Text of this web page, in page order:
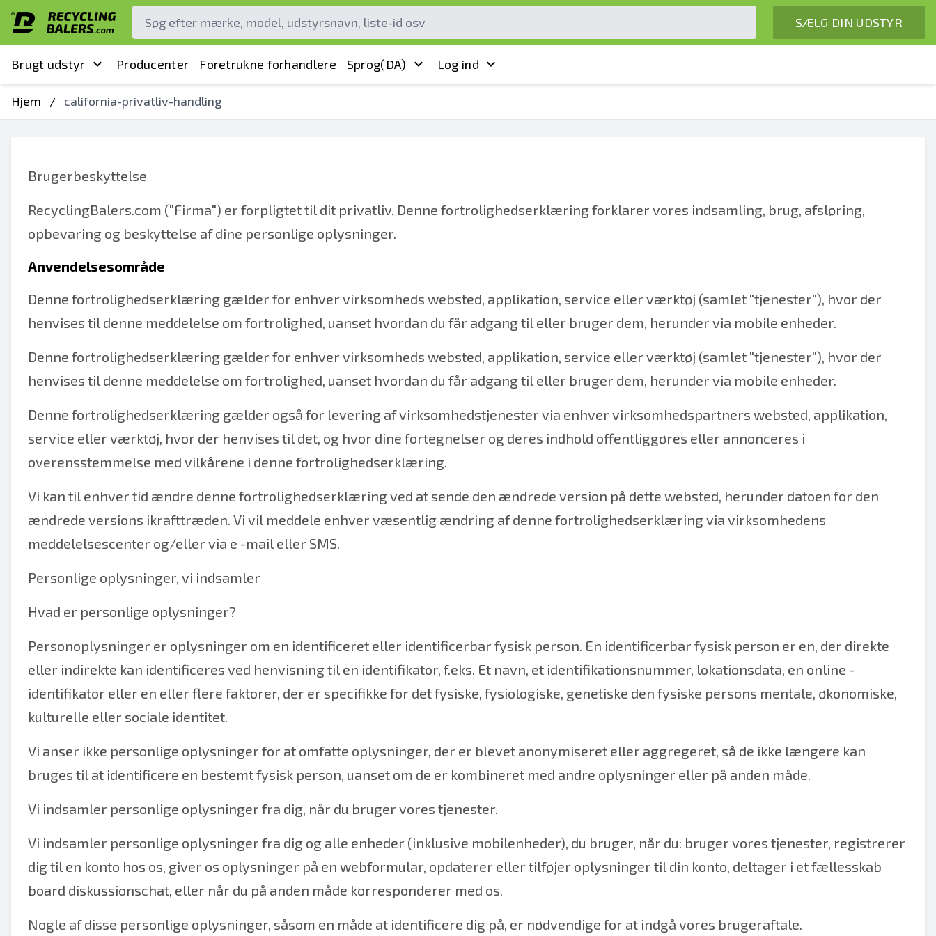
SÆLG DIN UDSTYR
Brugt udstyr Producenter Foretrukne forhandlere Sprog(DA) Log ind
Hjem / california-privatliv-handling
Brugerbeskyttelse
RecyclingBalers.com ("Firma") er forpligtet til dit privatliv. Denne fortrolighedserklæring forklarer vores indsamling, brug, afsløring,
opbevaring og beskyttelse af dine personlige oplysninger.
Anvendelsesområde
Denne fortrolighedserklæring gælder for enhver virksomheds websted, applikation, service eller værktøj (samlet "tjenester"), hvor der
henvises til denne meddelelse om fortrolighed, uanset hvordan du får adgang til eller bruger dem, herunder via mobile enheder.
Denne fortrolighedserklæring gælder for enhver virksomheds websted, applikation, service eller værktøj (samlet "tjenester"), hvor der
henvises til denne meddelelse om fortrolighed, uanset hvordan du får adgang til eller bruger dem, herunder via mobile enheder.
Denne fortrolighedserklæring gælder også for levering af virksomhedstjenester via enhver virksomhedspartners websted, applikation,
service eller værktøj, hvor der henvises til det, og hvor dine fortegnelser og deres indhold offentliggøres eller annonceres i
overensstemmelse med vilkårene i denne fortrolighedserklæring.
Vi kan til enhver tid ændre denne fortrolighedserklæring ved at sende den ændrede version på dette websted, herunder datoen for den
ændrede versions ikrafttræden. Vi vil meddele enhver væsentlig ændring af denne fortrolighedserklæring via virksomhedens
meddelelsescenter og/eller via e -mail eller SMS.
Personlige oplysninger, vi indsamler
Hvad er personlige oplysninger?
Personoplysninger er oplysninger om en identificeret eller identificerbar fysisk person. En identificerbar fysisk person er en, der direkte
eller indirekte kan identificeres ved henvisning til en identifikator, f.eks. Et navn, et identifikationsnummer, lokationsdata, en online -
identifikator eller en eller flere faktorer, der er specifikke for det fysiske, fysiologiske, genetiske den fysiske persons mentale, økonomiske,
kulturelle eller sociale identitet.
Vi anser ikke personlige oplysninger for at omfatte oplysninger, der er blevet anonymiseret eller aggregeret, så de ikke længere kan
bruges til at identificere en bestemt fysisk person, uanset om de er kombineret med andre oplysninger eller på anden måde.
Vi indsamler personlige oplysninger fra dig, når du bruger vores tjenester.
Vi indsamler personlige oplysninger fra dig og alle enheder (inklusive mobilenheder), du bruger, når du: bruger vores tjenester, registrerer
dig til en konto hos os, giver os oplysninger på en webformular, opdaterer eller tilføjer oplysninger til din konto, deltager i et fællesskab
board diskussionschat, eller når du på anden måde korresponderer med os.
Nogle af disse personlige oplysninger, såsom en måde at identificere dig på, er nødvendige for at indgå vores brugeraftale.